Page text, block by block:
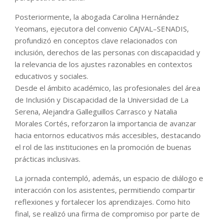
Posteriormente, la abogada Carolina Hernández
Yeomans, ejecutora del convenio CAJVAL–SENADIS,
profundizó en conceptos clave relacionados con
inclusión, derechos de las personas con discapacidad y
la relevancia de los ajustes razonables en contextos
educativos y sociales.
Desde el ámbito académico, las profesionales del área
de Inclusión y Discapacidad de la Universidad de La
Serena, Alejandra Galleguillos Carrasco y Natalia
Morales Cortés, reforzaron la importancia de avanzar
hacia entornos educativos más accesibles, destacando
el rol de las instituciones en la promoción de buenas
prácticas inclusivas.
La jornada contempló, además, un espacio de diálogo e
interacción con los asistentes, permitiendo compartir
reflexiones y fortalecer los aprendizajes. Como hito
final, se realizó una firma de compromiso por parte de